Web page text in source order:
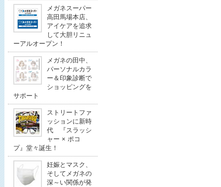
メガネスーパー
高田馬場本店、
アイケアを追求
して大胆リニュ
ーアルオープン！
メガネの田中、
パーソナルカラ
ー＆印象診断で
ショッピングを
サポート
ストリートファ
ッションに新時
代 『スラッシ
ャー × ポコ
プ』堂々誕生！
妊娠とマスク、
そしてメガネの
深～い関係が発